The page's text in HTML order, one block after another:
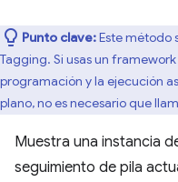
Punto clave:Este método
Tagging. Si usas un
programación y la ejecución
plano, no es necesario que
Muestra una instancia
seguimiento de pila